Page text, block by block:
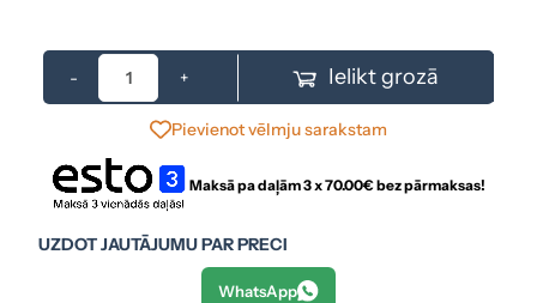
- + Ielikt grozā
Pievienot vēlmju sarakstam
Maksā pa daļām 3 x70.00€ bez pārmaksas!
UZDOT JAUTĀJUMU PAR PRECI
WhatsApp